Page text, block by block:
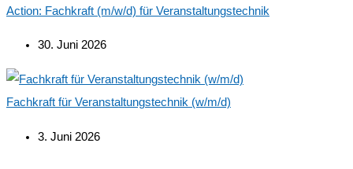
Action: Fachkraft (m/w/d) für Veranstaltungstechnik
30. Juni 2026
Fachkraft für Veranstaltungstechnik (w/m/d)
3. Juni 2026